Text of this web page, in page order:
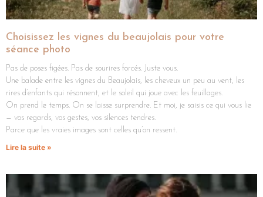
Choisissez les vignes du beaujolais pour votre
séance photo ​
Pas de poses figées. Pas de sourires forcés. Juste vous.
Une balade entre les vignes du Beaujolais, les cheveux un peu au vent, les
rires d’enfants qui résonnent, et le soleil qui joue avec les feuillages.
On prend le temps. On se laisse surprendre. Et moi, je saisis ce qui vous lie
— vos regards, vos gestes, vos silences tendres.
Parce que les vraies images sont celles qu’on ressent.
Lire la suite »